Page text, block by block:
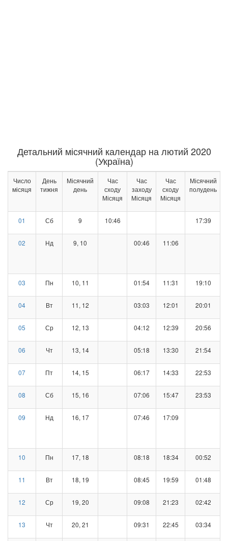
Детальний місячний календар на лютий 2020
(Україна)
Число
місяця
День
тижня
Місячний
день
Час
сходу
Місяця
Час
заходу
Місяця
Час
сходу
Місяця
Місячний
полудень
01 Сб 9 10:46 17:39
02 Нд 9, 10 00:46 11:06
03 Пн 10, 11 01:54 11:31 19:10
04 Вт 11, 12 03:03 12:01 20:01
05 Ср 12, 13 04:12 12:39 20:56
06 Чт 13, 14 05:18 13:30 21:54
07 Пт 14, 15 06:17 14:33 22:53
08 Сб 15, 16 07:06 15:47 23:53
09 Нд 16, 17 07:46 17:09
10 Пн 17, 18 08:18 18:34 00:52
11 Вт 18, 19 08:45 19:59 01:48
12 Ср 19, 20 09:08 21:23 02:42
13 Чт 20, 21 09:31 22:45 03:34